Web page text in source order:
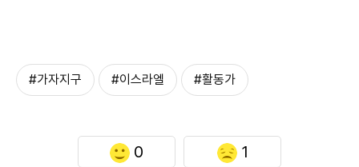
#가자지구 #이스라엘 #활동가
0 1